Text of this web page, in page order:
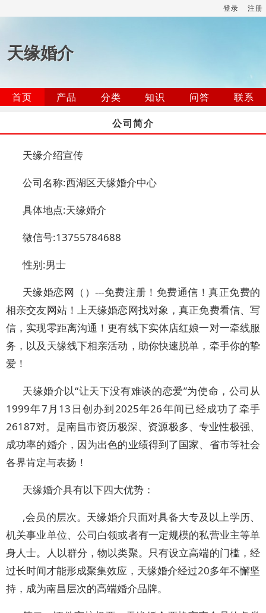
登录 注册
天缘婚介
首页 产品 分类 知识 问答
联系
公司简介
天缘介绍宣传
公司名称:西湖区天缘婚介中心
具体地点:天缘婚介
微信号:13755784688
性别:男士
天缘婚恋网（）---免费​‌‌注册！免费通信！真正免费的
相亲交友网站！上天缘婚恋网找对象，真正免费看信、写
信，实现零距离沟通！更有线下实体店红娘一对一牵线服
务，以及天缘线下相亲活动，助你快速脱单，牵手你的挚
爱！
天缘婚介以“让天下没有难谈的恋爱”为使命，公司从
1999年7月13日创办到2025年26年间已经成功了牵手
26187对。是南昌市资历极深、资源极多、专业性极强、
成功率的婚介，因为出色的业绩得到了国家、省市等社会
各界肯定与表扬！
天缘婚介具有以下四大优势：
,会员的层次。天缘婚介只面对具备大专及以上学历、
机关事业单位、公司白领或者有一定规模的私营业主等单
身人士。人以群分，物以类聚。只有设立高端的门槛，经
过长时间才能形成聚集效应，天缘婚介经过20多年不懈坚
持，成为南昌层次的高端婚介品牌。